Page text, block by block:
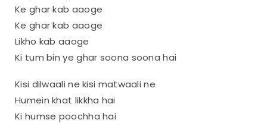
Ke ghar kab aaoge
Ke ghar kab aaoge
Likho kab aaoge
Ki tum bin ye ghar soona soona hai
Kisi dilwaali ne kisi matwaali ne
Humein khat likkha hai
Ki humse poochha hai